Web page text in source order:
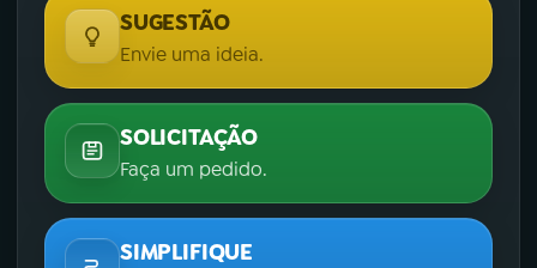
SUGESTÃO
Envie uma ideia.
SOLICITAÇÃO
Faça um pedido.
SIMPLIFIQUE